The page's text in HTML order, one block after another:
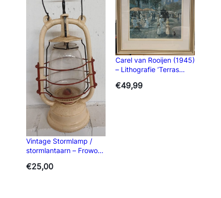
Vintage Stormlamp /
stormlantaarn – Frowo
€25,00
Carel van Rooijen (1945)
– Lithografie ‘Terras
€49,99